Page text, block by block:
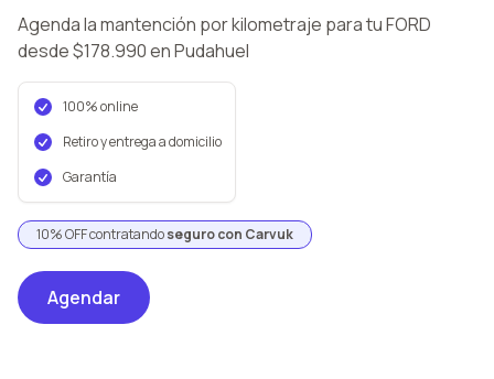
Agenda la mantención por kilometraje para tu FORD
desde $178.990en Pudahuel
100% online
Retiro y entrega a domicilio
Garantía
10% OFF contratandoseguro con Carvuk
Agendar